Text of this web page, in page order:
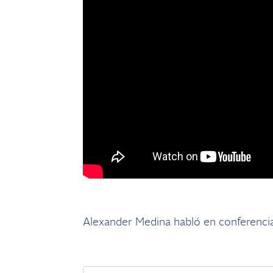
Alexander Medina habló en